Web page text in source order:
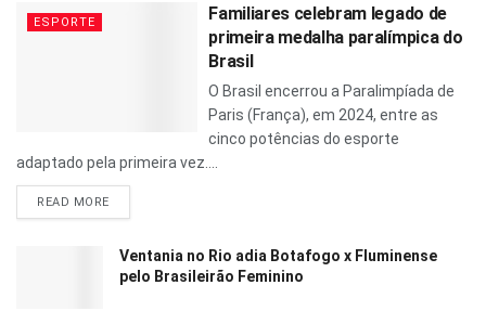
ESPORTE
Familiares celebram legado de
primeira medalha paralímpica do
Brasil
O Brasil encerrou a Paralimpíada de
Paris (França), em 2024, entre as
cinco potências do esporte
adaptado pela primeira vez....
READ MORE
Ventania no Rio adia Botafogo x Fluminense
pelo Brasileirão Feminino